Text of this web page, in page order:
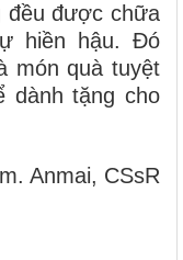
đều được chữa
hiền hậu. Đó
món quà tuyệt
dành tặng cho
Anmai, CSsR